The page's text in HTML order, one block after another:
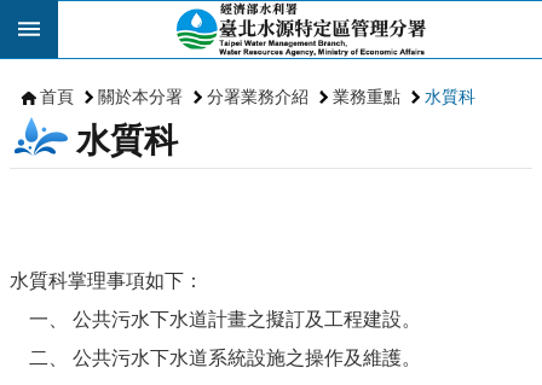
跳到主要內容區塊
首頁 關於本分署 分署業務介紹 業務重點 水質科
水質科
水質科掌理事項如下：
一、 公共污水下水道計畫之擬訂及工程建設。
二、 公共污水下水道系統設施之操作及維護。